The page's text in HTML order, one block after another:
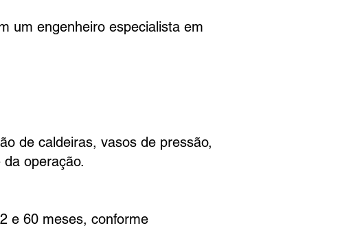
engenheiro especialista em
de caldeiras, vasos de pressão,
operação.
e 60 meses, conforme